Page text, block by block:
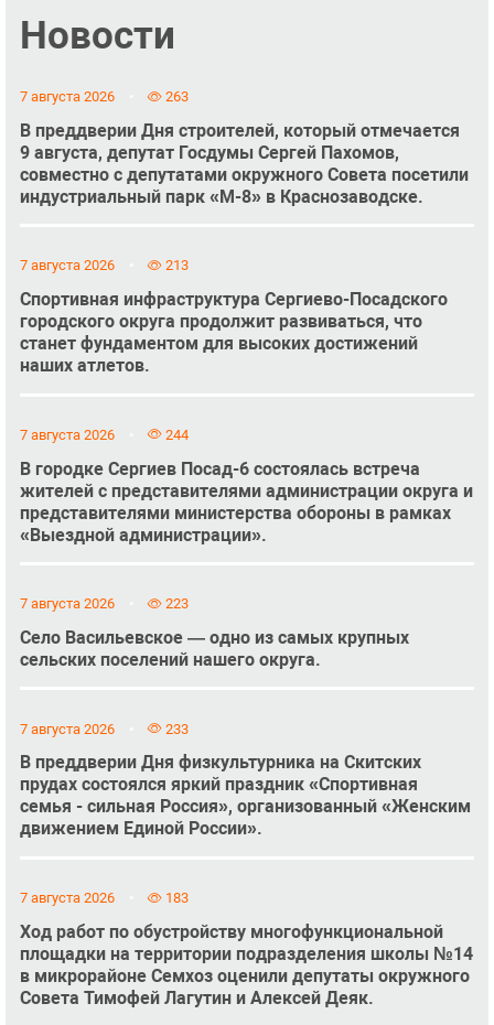
Новости
7 августа 2026 263
В преддверии Дня строителей, который отмечается
9 августа, депутат Госдумы Сергей Пахомов,
совместно с депутатами окружного Совета посетили
индустриальный парк «М-8» в Краснозаводске.
7 августа 2026 213
Спортивная инфраструктура Сергиево-Посадского
городского округа продолжит развиваться, что
станет фундаментом для высоких достижений
наших атлетов.
7 августа 2026 244
В городке Сергиев Посад-6 состоялась встреча
жителей с представителями администрации округа и
представителями министерства обороны в рамках
«Выездной администрации».
7 августа 2026 223
Село Васильевское — одно из самых крупных
сельских поселений нашего округа.
7 августа 2026 233
В преддверии Дня физкультурника на Скитских
прудах состоялся яркий праздник «Спортивная
семья - сильная Россия», организованный «Женским
движением Единой России».
7 августа 2026 183
Ход работ по обустройству многофункциональной
площадки на территории подразделения школы №14
в микрорайоне Семхоз оценили депутаты окружного
Совета Тимофей Лагутин и Алексей Деяк.